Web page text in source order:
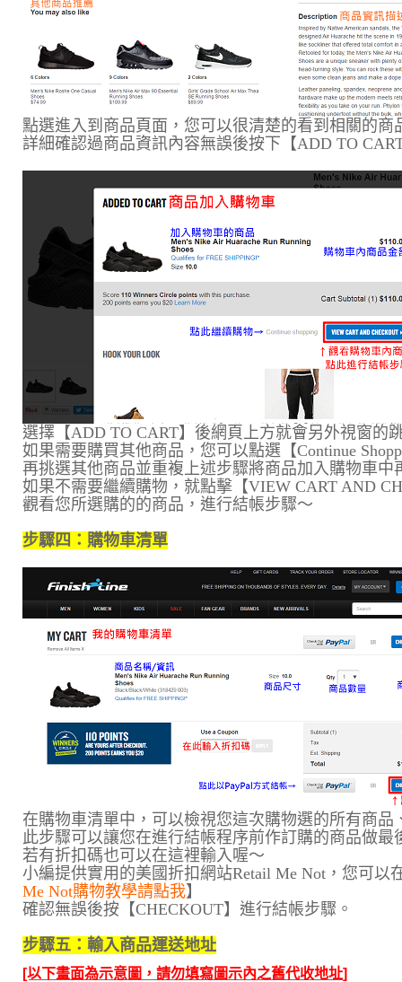
點選進入到商品頁面，您可以很清楚的看到相關的商
詳細確認過商品資訊內容無誤後按下【ADD TO
選擇【ADD TO CART】後網頁上方就會另外視窗的
如果需要購買其他商品，您可以點選【Continue
再挑選其他商品並重複上述步驟將商品加入購物車中
如果不需要繼續購物，就點擊【VIEW CART AND
觀看您所選購的的商品，進行結帳步驟～
步驟四：購物車清單
在購物車清單中，可以檢視您這次購物選的所有商品
此步驟可以讓您在進行結帳程序前作訂購的商品做最
若有折扣碼也可以在這裡輸入喔～
小編提供實用的美國折扣網站Retail Me Not，您可以
Me Not購物教學請點我】
確認無誤後按【CHECKOUT】進行結帳步驟。
步驟五：輸入商品運送地址
[以下畫面為示意圖，請勿填寫圖示內之舊代收地址]